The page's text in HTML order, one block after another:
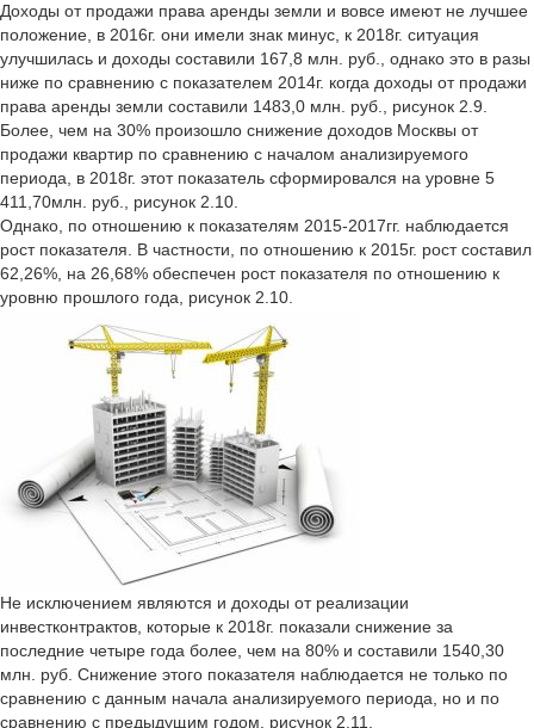
Доходы от продажи права аренды земли и вовсе имеют не лучшее
положение, в 2016г. они имели знак минус, к 2018г. ситуация
улучшилась и доходы составили 167,8 млн. руб., однако это в разы
ниже по сравнению с показателем 2014г. когда доходы от продажи
права аренды земли составили 1483,0 млн. руб., рисунок 2.9.
Более, чем на 30% произошло снижение доходов Москвы от
продажи квартир по сравнению с началом анализируемого
периода, в 2018г. этот показатель сформировался на уровне 5
411,70млн. руб., рисунок 2.10.
Однако, по отношению к показателям 2015-2017гг. наблюдается
рост показателя. В частности, по отношению к 2015г. рост составил
62,26%, на 26,68% обеспечен рост показателя по отношению к
уровню прошлого года, рисунок 2.10.
Не исключением являются и доходы от реализации
инвестконтрактов, которые к 2018г. показали снижение за
последние четыре года более, чем на 80% и составили 1540,30
млн. руб. Снижение этого показателя наблюдается не только по
сравнению с данным начала анализируемого периода, но и по
сравнению с предыдущим годом, рисунок 2.11.